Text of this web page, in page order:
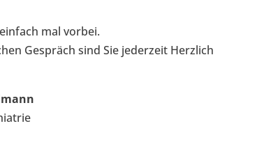
mal vorbei.
Gespräch sind Sie jederzeit Herzlich